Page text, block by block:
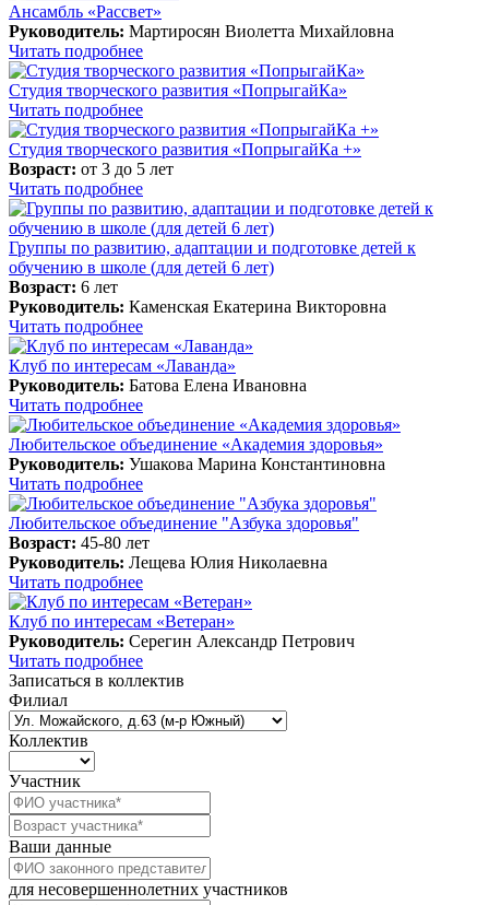
Ансамбль «Рассвет»
Руководитель: Мартиросян Виолетта Михайловна
Читать подробнее
Студия творческого развития «ПопрыгайКа»
Читать подробнее
Студия творческого развития «ПопрыгайКа +»
Возраст: от 3 до 5 лет
Читать подробнее
Группы по развитию, адаптации и подготовке детей к
обучению в школе (для детей 6 лет)
Возраст: 6 лет
Руководитель: Каменская Екатерина Викторовна
Читать подробнее
Клуб по интересам «Лаванда»
Руководитель: Батова Елена Ивановна
Читать подробнее
Любительское объединение «Академия здоровья»
Руководитель: Ушакова Марина Константиновна
Читать подробнее
Любительское объединение "Азбука здоровья"
Возраст: 45-80 лет
Руководитель: Лещева Юлия Николаевна
Читать подробнее
Клуб по интересам «Ветеран»
Руководитель: Серегин Александр Петрович
Читать подробнее
Записаться в коллектив
Филиал
Коллектив
Участник
Ваши данные
для несовершеннолетних участников